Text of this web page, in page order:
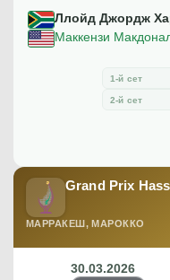
Ллойд Джордж
Маккензи
1-й сет
2-й сет
Grand Prix
МАРРАКЕШ, МАРОККО
30.03.2026